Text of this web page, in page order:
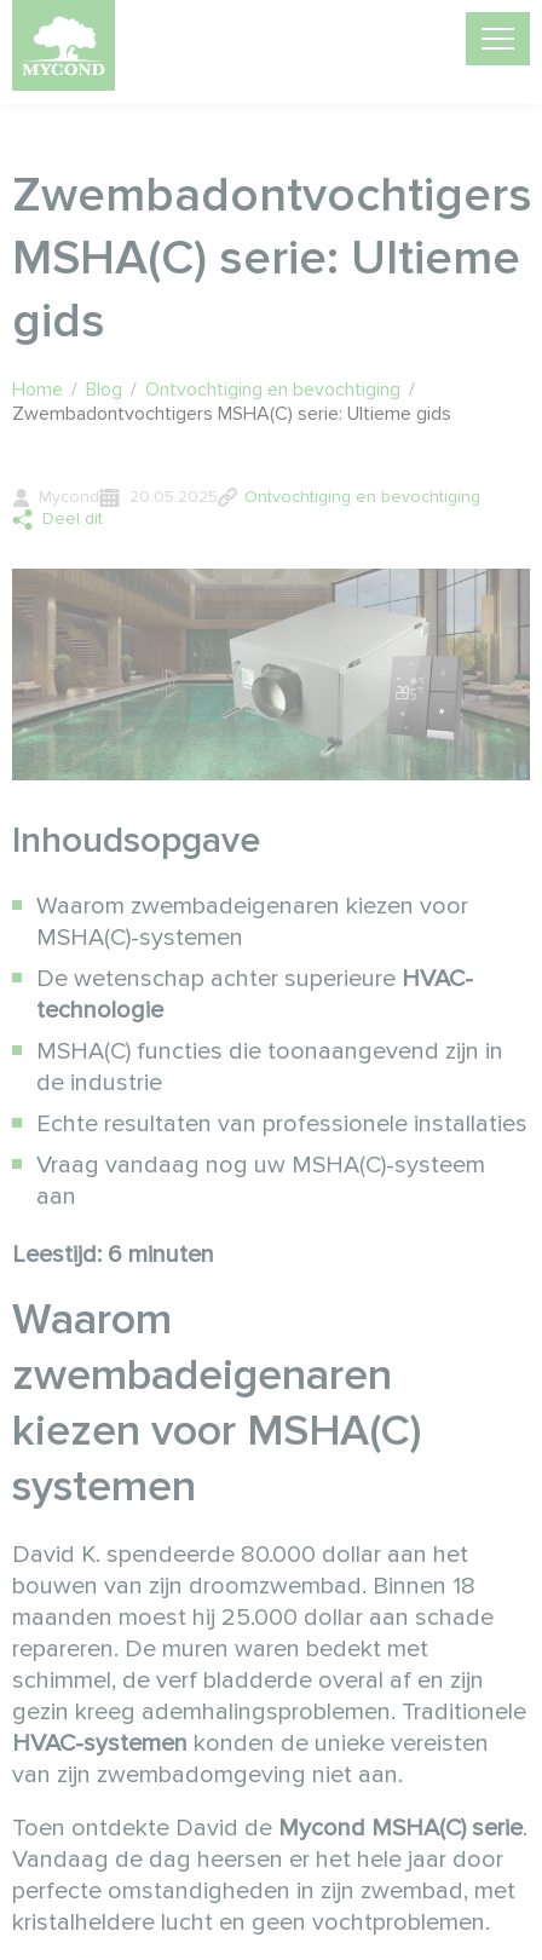
Zwembadontvochtigers
MSHA(C) serie: Ultieme
gids
Home / Blog / Ontvochtiging en bevochtiging /
Zwembadontvochtigers MSHA(C) serie: Ultieme gids
Mycond 20.05.2025
Ontvochtiging en bevochtiging
Deel dit
Inhoudsopgave
Waarom zwembadeigenaren kiezen voor
MSHA(C)-systemen
De wetenschap achter superieure HVAC-
technologie
MSHA(C) functies die toonaangevend zijn in
de industrie
Echte resultaten van professionele installaties
Vraag vandaag nog uw MSHA(C)-systeem
aan
Leestijd: 6 minuten
Waarom
zwembadeigenaren
kiezen voor MSHA(C)
systemen
David K. spendeerde 80.000 dollar aan het
bouwen van zijn droomzwembad. Binnen 18
maanden moest hij 25.000 dollar aan schade
repareren. De muren waren bedekt met
schimmel, de verf bladderde overal af en zijn
gezin kreeg ademhalingsproblemen. Traditionele
HVAC-systemen konden de unieke vereisten
van zijn zwembadomgeving niet aan.
Toen ontdekte David de Mycond MSHA(C) serie.
Vandaag de dag heersen er het hele jaar door
perfecte omstandigheden in zijn zwembad, met
kristalheldere lucht en geen vochtproblemen.